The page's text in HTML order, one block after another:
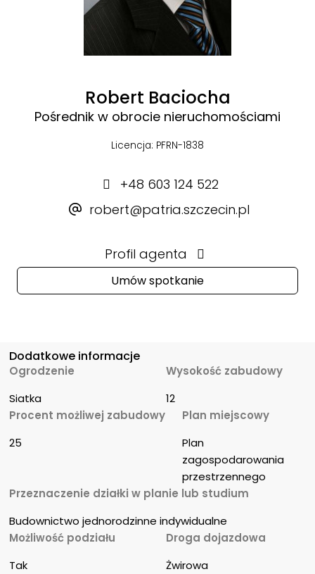
Robert Baciocha
Pośrednik w obrocie nieruchomościami
Licencja: PFRN-1838
+48 603 124 522
robert@patria.szczecin.pl
Profil agenta
Umów spotkanie
Dodatkowe informacje
Ogrodzenie
Siatka
Wysokość zabudowy
12
Procent możliwej zabudowy
25
Plan miejscowy
Plan
zagospodarowania
przestrzennego
Przeznaczenie działki w planie lub studium
Budownictwo jednorodzinne indywidualne
Możliwość podziału
Tak
Droga dojazdowa
Żwirowa